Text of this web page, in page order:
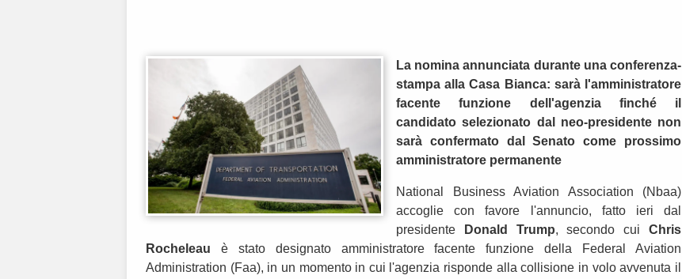
La nomina annunciata durante una conferenza-
stampa alla Casa Bianca: sarà l'amministratore
facente funzione dell'agenzia finché il
candidato selezionato dal neo-presidente non
sarà confermato dal Senato come prossimo
amministratore permanente
National Business Aviation Association (Nbaa)
accoglie con favore l'annuncio, fatto ieri dal
presidente
Donald Trump, secondo cuiChris
Rocheleau è stato designato amministratore facente funzione della Federal Aviation
Administration (Faa), in un momento in cui l'agenzia risponde alla collisione in volo avvenuta il